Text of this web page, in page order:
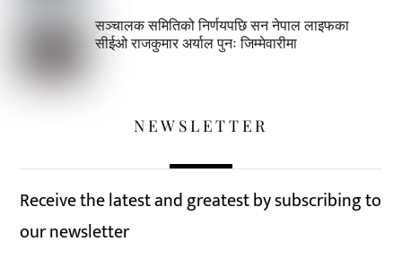
सञ्चालक समितिको निर्णयपछि सन नेपाल लाइफका
सीईओ राजकुमार अर्याल पुनः जिम्मेवारीमा
NEWSLETTER
Receive the latest and greatest by subscribing to
our newsletter